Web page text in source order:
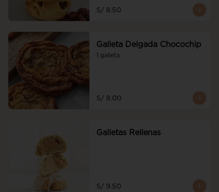
S/ 8.50
Galleta Delgada Chocochip
1 galleta
S/ 8.00
Galletas Rellenas
S/ 9.50